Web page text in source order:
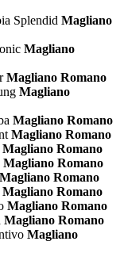
Splendid Magliano
Magliano
Magliano Romano
Magliano
Magliano Romano
Magliano Romano
Magliano Romano
Magliano Romano
Magliano Romano
Magliano Romano
Magliano Romano
Magliano Romano
Magliano